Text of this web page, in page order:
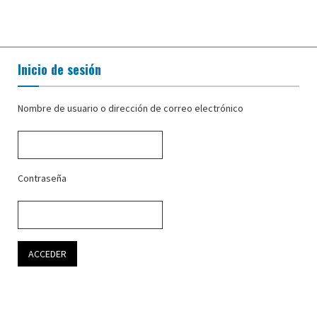
Inicio de sesión
Nombre de usuario o dirección de correo electrónico
Contraseña